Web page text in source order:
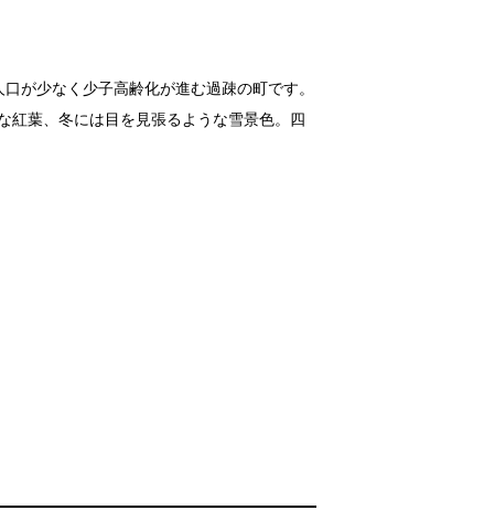
が少なく少子高齢化が進む過疎の町です。
紅葉、冬には目を見張るような雪景色。四